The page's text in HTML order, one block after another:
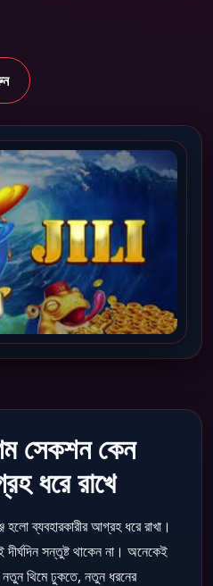
সেকশন কেন
ধরে রাখে
হলো ব্যবহারকারীর আগ্রহ ধরে রাখা।
সন্তুষ্ট থাকেন না। অনেকেই
নতুন থিমে ঢুকতে, নতুন ধরনের